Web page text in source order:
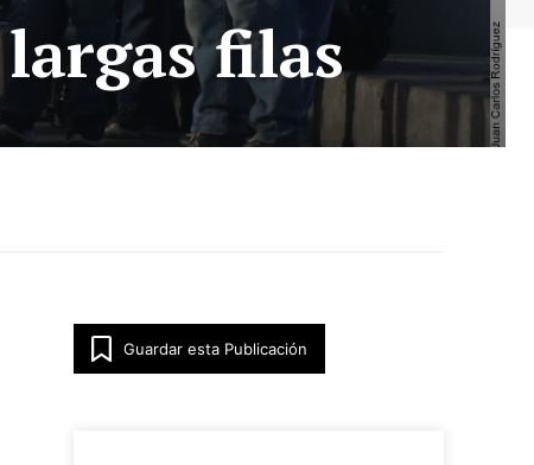
filas
Guardar esta Publicación